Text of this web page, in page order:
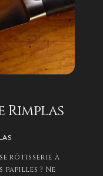
Rimplas
rôtisserie à
? Ne